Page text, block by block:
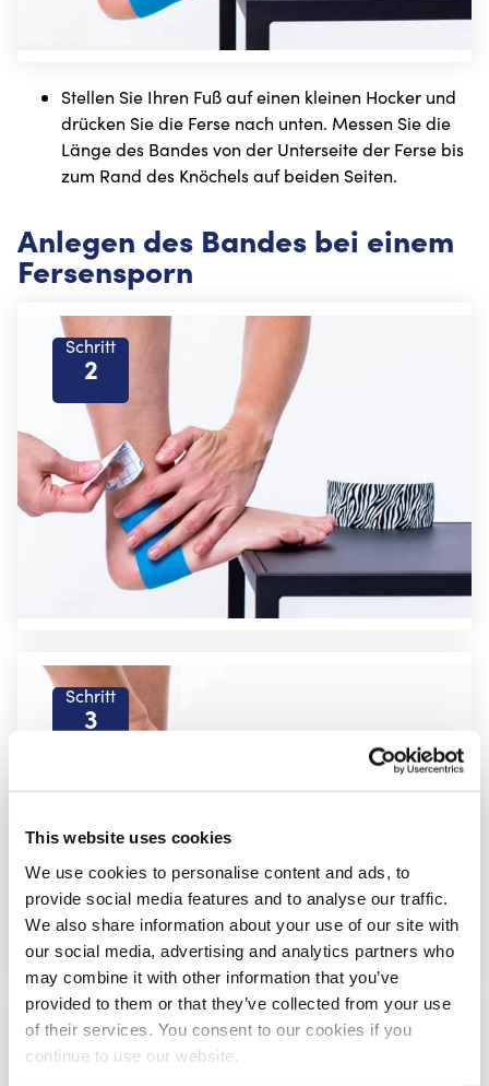
This website uses cookies
We use cookies to personalise content and ads, to
provide social media features and to analyse our traffic.
We also share information about your use of our site with
our social media, advertising and analytics partners who
may combine it with other information that you’ve
provided to them or that they’ve collected from your use
of their services. You consent to our cookies if you
continue to use our website.
Stellen Sie Ihren Fuß auf einen kleinen Hocker und
drücken Sie die Ferse nach unten. Messen Sie die
Länge des Bandes von der Unterseite der Ferse bis
zum Rand des Knöchels auf beiden Seiten.
Anlegen des Bandes bei einem
Fersensporn
Schritt
2
Schritt
3
4